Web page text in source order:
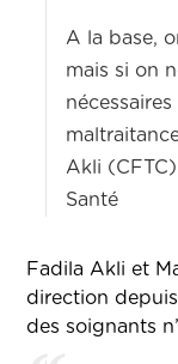
A la base,
mais si on
Akli
Santé
Fadila Akli et
direction
des soignants